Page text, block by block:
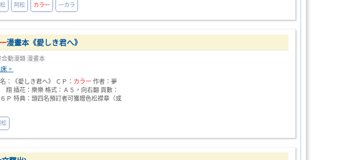
阿松 カラ一 一カラ
漫畫本《愛しき君へ》
合動漫類 漫畫本
。
：《愛しき君へ》 ＣＰ： カラ一 作者：夢
翔 插花：樂樂 格式：Ａ５，向右翻 頁數：
Ｐ 特典：頭四名預訂者可獲贈色松襟章（或
松